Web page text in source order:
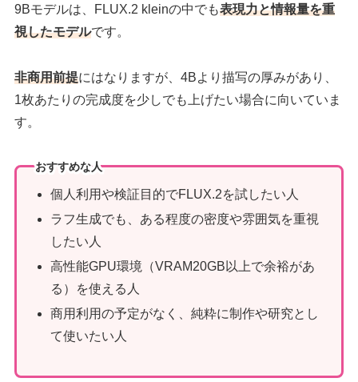
9Bモデルは、FLUX.2 kleinの中でも表現力と情報量を重
視したモデルです。
非商用前提にはなりますが、4Bより描写の厚みがあり、
1枚あたりの完成度を少しでも上げたい場合に向いていま
す。
おすすめな人
個人利用や検証目的でFLUX.2を試したい人
ラフ生成でも、ある程度の密度や雰囲気を重視
したい人
高性能GPU環境（VRAM20GB以上で余裕があ
る）を使える人
商用利用の予定がなく、純粋に制作や研究とし
て使いたい人